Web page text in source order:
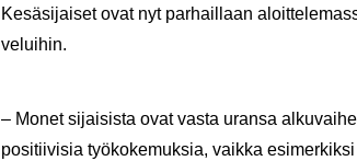
Ke­sä­si­jai­set ovat nyt par­hail­laan
ve­lui­hin.
– Monet si­jai­sis­ta ovat vasta uran­sa
po­si­tii­vi­sia työ­ko­ke­muk­sia, vaik­ka